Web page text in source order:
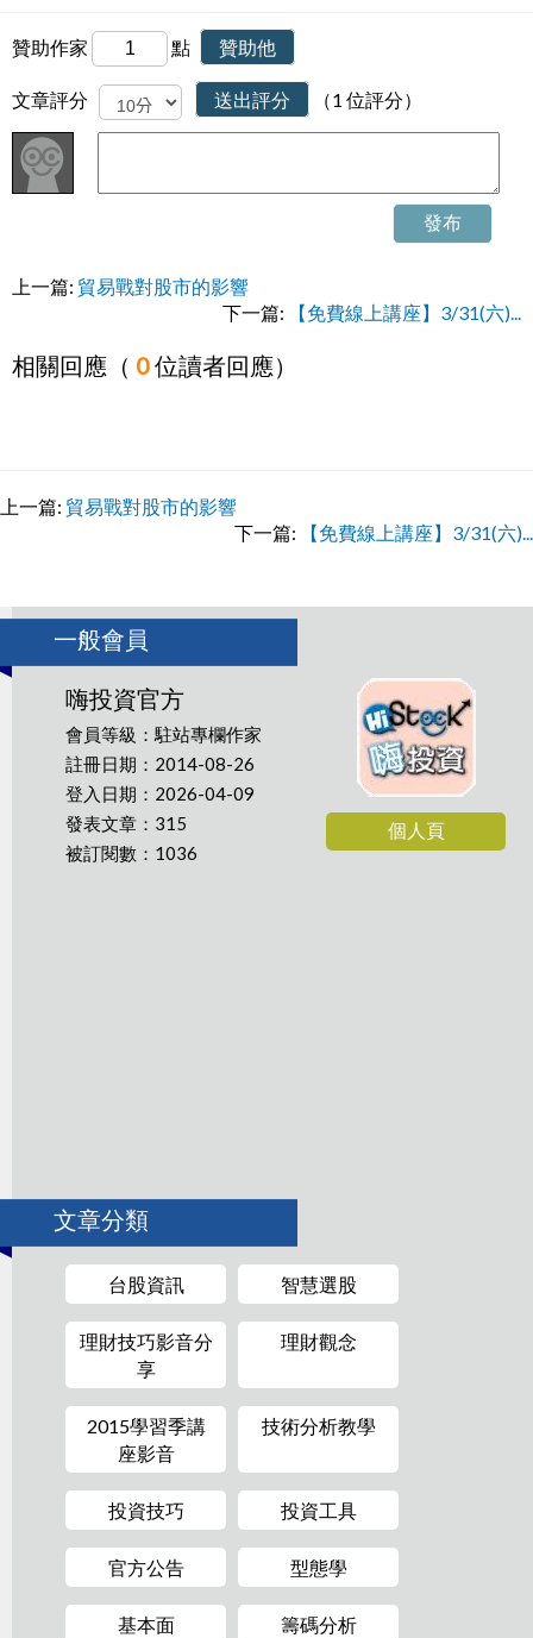
贊助作家 點 贊助他
文章評分 送出評分 （1 位評分）
發布
上一篇: 貿易戰對股市的影響
下一篇:
【免費線上講座】3/31(六)...
相關回應（ 0位讀者回應）
上一篇: 貿易戰對股市的影響
下一篇:
【免費線上講座】3/31(六)...
一般會員
嗨投資官方
會員等級：駐站專欄作家
註冊日期：2014-08-26
登入日期：2026-04-09
發表文章：315
被訂閱數：1036
個人頁
文章分類
台股資訊 智慧選股
理財技巧影音分
享
理財觀念
2015學習季講
座影音
技術分析教學
投資技巧 投資工具
官方公告 型態學
基本面 籌碼分析